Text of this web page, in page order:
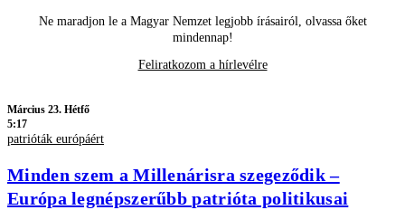
Ne maradjon le a Magyar Nemzet legjobb írásairól, olvassa őket
mindennap!
Feliratkozom a hírlevélre
Március 23. Hétfő
5:17
patrióták európáért
Minden szem a Millenárisra szegeződik –
Európa legnépszerűbb patrióta politikusai